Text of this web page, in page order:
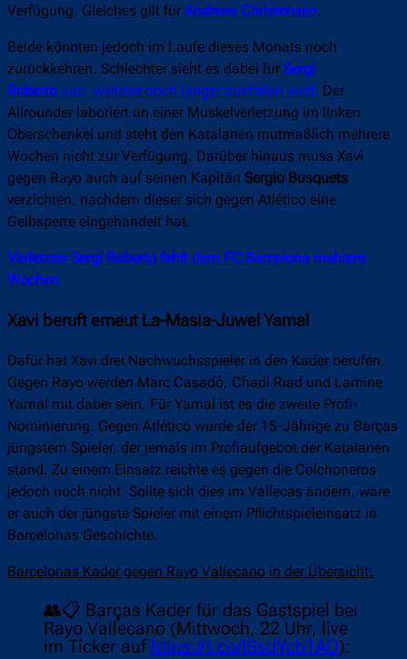
Verfügung. Gleiches gilt für Andreas Christensen.
Beide könnten jedoch im Laufe dieses Monats noch
zurückkehren. Schlechter sieht es dabei für Sergi
Roberto aus, welcher noch länger ausfallen wird. Der
Allrounder laboriert an einer Muskelverletzung im linken
Oberschenkel und steht den Katalanen mutmaßlich mehrere
Wochen nicht zur Verfügung. Darüber hinaus muss Xavi
gegen Rayo auch auf seinen Kapitän Sergio Busquets
verzichten, nachdem dieser sich gegen Atlético eine
Gelbsperre eingehandelt hat.
Verletzter Sergi Roberto fehlt dem FC Barcelona mehrere
Wochen
Xavi beruft erneut La-Masia-Juwel Yamal
Dafür hat Xavi drei Nachwuchsspieler in den Kader berufen.
Gegen Rayo werden Marc Casadó, Chadi Riad und Lamine
Yamal mit dabei sein. Für Yamal ist es die zweite Profi-
Nominierung. Gegen Atlético wurde der 15-Jährige zu Barças
jüngstem Spieler, der jemals im Profiaufgebot der Katalanen
stand. Zu einem Einsatz reichte es gegen die Colchoneros
jedoch noch nicht. Sollte sich dies im Vallecas ändern, wäre
er auch der jüngste Spieler mit einem Pflichtspieleinsatz in
Barcelonas Geschichte.
Barcelonas Kader gegen Rayo Vallecano in der Übersicht:
👥📋 Barças Kader für das Gastspiel bei
Rayo Vallecano (Mittwoch, 22 Uhr, live
im Ticker auf https://t.co/ISsdYcb1AO):